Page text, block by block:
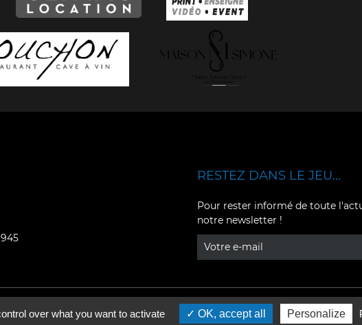
YouTube
RESTEZ DANS LE JEU...
Pour rester informé de toute
notre newsletter !
over what you want to activate OK, accept all Personalize